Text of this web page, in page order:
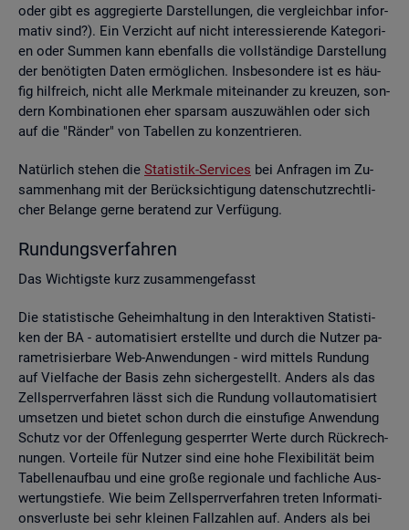
oder gibt es agg­re­gier­te Dar­stel­lun­gen, die ver­gleich­bar in­for­
ma­tiv sind?). Ein Ver­zicht auf nicht in­ter­es­sie­ren­de Ka­te­go­ri­
en oder Sum­men kann eben­falls die voll­stän­di­ge Dar­stel­lung
der be­nö­tig­ten Daten er­mög­li­chen. Ins­be­son­de­re ist es häu­
fig hilf­reich, nicht alle Merk­ma­le mit­ein­an­der zu kreu­zen, son­
dern Kom­bi­na­tio­nen eher spar­sam aus­zu­wäh­len oder sich
auf die "Rän­der" von Ta­bel­len zu kon­zen­trie­ren.
Na­tür­lich ste­hen die Sta­tis­tik-Ser­vices bei An­fra­gen im Zu­
sam­men­hang mit der Be­rück­sich­ti­gung da­ten­schutz­recht­li­
cher Be­lan­ge gerne be­ra­tend zur Ver­fü­gung.
Run­dungs­ver­fah­ren
Das Wich­tigs­te kurz zu­sam­men­ge­fasst
Die sta­tis­ti­sche Ge­heim­hal­tung in den In­ter­ak­ti­ven Sta­tis­ti­
ken der BA - au­to­ma­ti­siert er­stell­te und durch die Nut­zer pa­
ra­me­tri­sier­ba­re Web-An­wen­dun­gen - wird mit­tels Run­dung
auf Viel­fa­che der Basis zehn si­cher­ge­stellt. An­ders als das
Zell­sperr­ver­fah­ren lässt sich die Run­dung voll­au­to­ma­ti­siert
um­set­zen und bie­tet schon durch die ein­stu­fi­ge An­wen­dung
Schutz vor der Of­fen­le­gung ge­sperr­ter Werte durch Rück­rech­
nun­gen. Vor­tei­le für Nut­zer sind eine hohe Fle­xi­bi­li­tät beim
Ta­bel­len­auf­bau und eine große re­gio­na­le und fach­li­che Aus­
wer­tungs­tie­fe. Wie beim Zell­sperr­ver­fah­ren tre­ten In­for­ma­ti­
ons­ver­lus­te bei sehr klei­nen Fall­zah­len auf. An­ders als bei